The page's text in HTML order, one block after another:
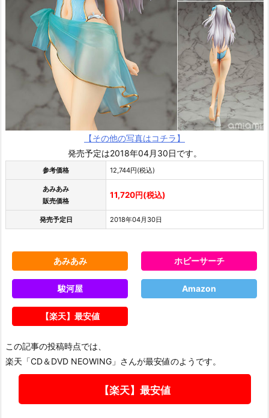
【その他の写真はコチラ】
発売予定は2018年04月30日です。
参考価格 12,744円(税込)
あみあみ
販売価格
11,720円(税込)
発売予定日 2018年04月30日
あみあみ ホビーサーチ
駿河屋 Amazon
【楽天】最安値
この記事の投稿時点では、
楽天「CD＆DVD NEOWING」さんが最安値のようです。
【楽天】最安値